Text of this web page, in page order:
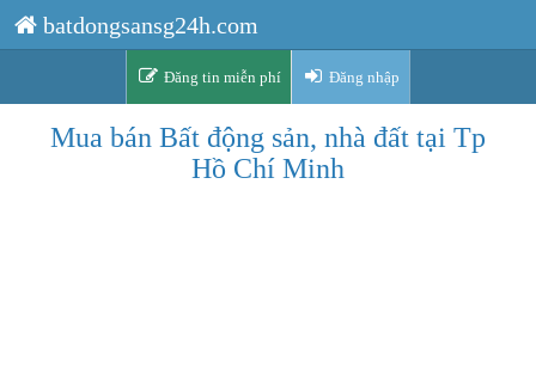
batdongsansg24h.com
Đăng tin miễn phí Đăng nhập
Mua bán Bất động sản, nhà đất tại Tp
Hồ Chí Minh